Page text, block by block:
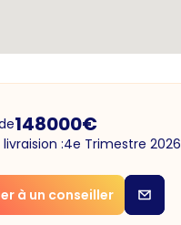
148000€
:4e Trimestre 2026
à un conseiller